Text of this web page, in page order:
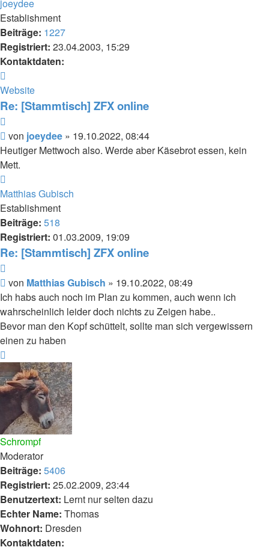
joeydee
Establishment
Beiträge: 1227
Registriert: 23.04.2003, 15:29
Kontaktdaten:
von
joeydee
Website
Re: [Stammtisch] ZFX online
Beitrag
von joeydee » 19.10.2022, 08:44
Heutiger Mettwoch also. Werde aber Käsebrot essen, kein
Mett.
oben
Matthias Gubisch
Establishment
Beiträge: 518
Registriert: 01.03.2009, 19:09
Re: [Stammtisch] ZFX online
Beitrag
von Matthias Gubisch » 19.10.2022, 08:49
Ich habs auch noch im Plan zu kommen, auch wenn ich
wahrscheinlich leider doch nichts zu Zeigen habe..
Bevor man den Kopf schüttelt, sollte man sich vergewissern
einen zu haben
oben
Schrompf
Moderator
Beiträge: 5406
Registriert: 25.02.2009, 23:44
Benutzertext: Lernt nur selten dazu
Echter Name: Thomas
Wohnort: Dresden
Kontaktdaten: